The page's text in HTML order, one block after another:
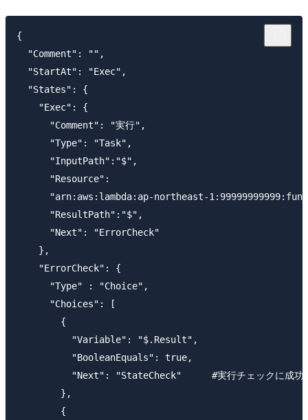
{
  "Comment": "",
  "StartAt": "Exec",
  "States": {
    "Exec": {
      "Comment": "実行",
      "Type": "Task",
      "InputPath":"$",
      "Resource":
"arn:aws:lambda:ap-northeast-
      "ResultPath":"$",
      "Next": "ErrorCheck"
    },
    "ErrorCheck": {
      "Type" : "Choice",
      "Choices": [
        {
          "Variable": "$.Result",
          "BooleanEquals": true,
"Next": "StateCheck"　　  #実行チェックに成功
        },
        {